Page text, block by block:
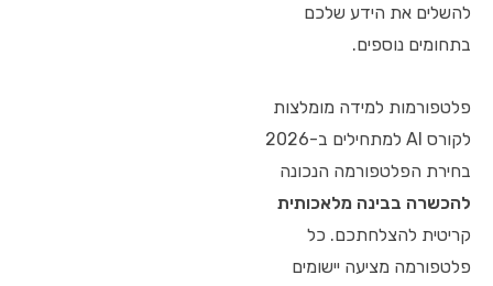
להשלים את הידע שלכם
בתחומים נוספים.
פלטפורמות למידה מומלצות
לקורס AI למתחילים ב-2026
בחירת הפלטפורמה הנכונה
להכשרה בבינה מלאכותית
קריטית להצלחתכם. כל
פלטפורמה מציעה יישומים